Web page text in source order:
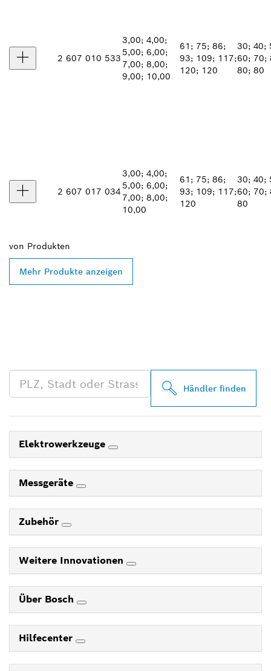
2 607 010 533
3,00; 4,00;
5,00; 6,00;
7,00; 8,00;
9,00; 10,00
61; 75; 86;
93; 109; 117;
120; 120
30; 40;
60; 70;
80; 80
2 607 017 034
3,00; 4,00;
5,00; 6,00;
7,00; 8,00;
10,00
61; 75; 86;
93; 109; 117;
120
30; 40;
60; 70;
80
von Produkten
Mehr Produkte anzeigen
Händler finden
Elektrowerkzeuge
Messgeräte
Zubehör
Weitere Innovationen
Über Bosch
Hilfecenter